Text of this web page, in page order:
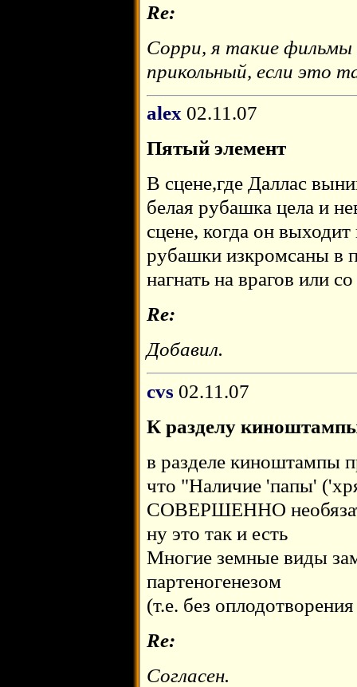
Re:
Сорри, я такие
прикольный, если это
alex 02.11.07
Пятый элемент
В сцене,где Даллас
белая рубашка цела и
сцене, когда он
рубашки изкромсаны в
нагнать на врагов или
Re:
Добавил.
cvs 02.11.07
К разделу
в разделе киноштампы
что "Наличие 'папы'
СОВЕРШЕННО
ну это так и есть
Многие земные виды
партеногенезом
(т.е. без
Re:
Согласен.